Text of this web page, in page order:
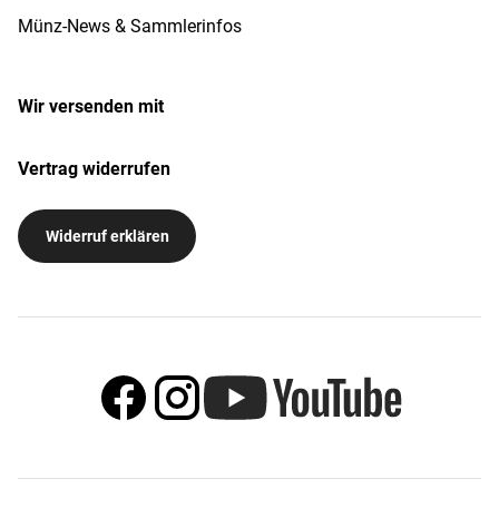
Münz-News & Sammlerinfos
Wir versenden mit
Vertrag widerrufen
Widerruf erklären